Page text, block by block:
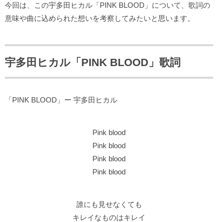
今回は、この宇多田ヒカル「PINK BLOOD」について、歌詞の
意味や曲に込められた想いを考察してみたいと思います。
宇多田ヒカル「PINK BLOOD」歌詞
「PINK BLOOD」ー 宇多田ヒカル
Pink blood
Pink blood
Pink blood
Pink blood
誰にも見せなくても
キレイなものはキレイ